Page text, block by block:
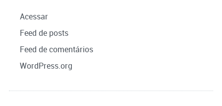
Acessar
Feed de posts
Feed de comentários
WordPress.org